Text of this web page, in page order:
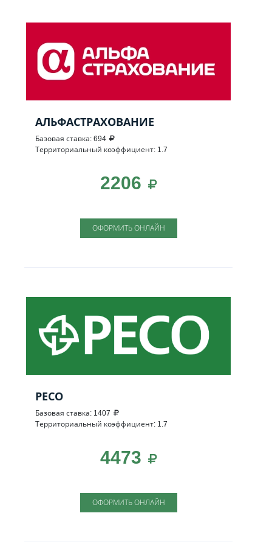
АЛЬФАСТРАХОВАНИЕ
Базовая ставка: 694
Территориальный коэффициент: 1.7
2206
ОФОРМИТЬ ОНЛАЙН
РЕСО
Базовая ставка: 1407
Территориальный коэффициент: 1.7
4473
ОФОРМИТЬ ОНЛАЙН